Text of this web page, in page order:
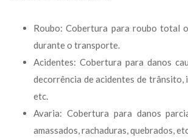
Roubo: Cobertura para roubo total
durante o transporte.
Acidentes: Cobertura para danos
decorrência de acidentes de trânsito,
etc.
Avaria: Cobertura para danos
amassados, rachaduras, quebrados,